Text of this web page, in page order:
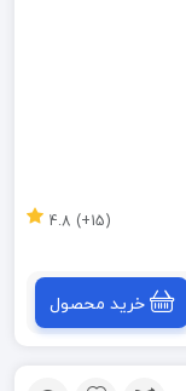
(15+) 4.8
خرید محصول